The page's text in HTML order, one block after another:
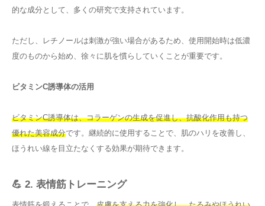
的な成分として、多くの研究で支持されています。
ただし、レチノールは刺激が強い場合があるため、使用開始時は低濃
度のものから始め、徐々に肌を慣らしていくことが重要です。
ビタミンC誘導体の活用
ビタミンC誘導体は、コラーゲンの生成を促進し、抗酸化作用も持つ
優れた美容成分です。継続的に使用することで、肌のハリを改善し、
ほうれい線を目立たなくする効果が期待できます。
💪 2. 表情筋トレーニング